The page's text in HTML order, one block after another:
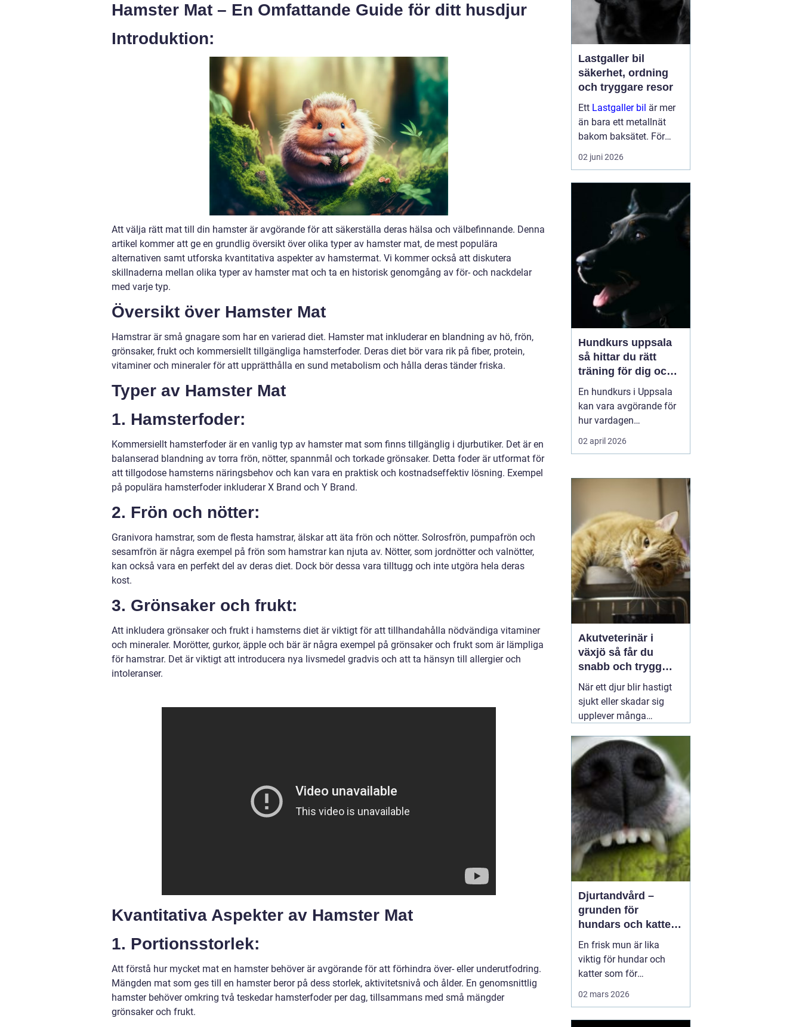
Hamster Mat – En Omfattande Guide för ditt husdjur
Introduktion:
Att välja rätt mat till din hamster är avgörande för att säkerställa deras hälsa och välbefinnande. Denna
artikel kommer att ge en grundlig översikt över olika typer av hamster mat, de mest populära
alternativen samt utforska kvantitativa aspekter av hamstermat. Vi kommer också att diskutera
skillnaderna mellan olika typer av hamster mat och ta en historisk genomgång av för- och nackdelar
med varje typ.
Översikt över Hamster Mat
Hamstrar är små gnagare som har en varierad diet. Hamster mat inkluderar en blandning av hö, frön,
grönsaker, frukt och kommersiellt tillgängliga hamsterfoder. Deras diet bör vara rik på fiber, protein,
vitaminer och mineraler för att upprätthålla en sund metabolism och hålla deras tänder friska.
Typer av Hamster Mat
1. Hamsterfoder:
Kommersiellt hamsterfoder är en vanlig typ av hamster mat som finns tillgänglig i djurbutiker. Det är en
balanserad blandning av torra frön, nötter, spannmål och torkade grönsaker. Detta foder är utformat för
att tillgodose hamsterns näringsbehov och kan vara en praktisk och kostnadseffektiv lösning. Exempel
på populära hamsterfoder inkluderar X Brand och Y Brand.
2. Frön och nötter:
Granivora hamstrar, som de flesta hamstrar, älskar att äta frön och nötter. Solrosfrön, pumpafrön och
sesamfrön är några exempel på frön som hamstrar kan njuta av. Nötter, som jordnötter och valnötter,
kan också vara en perfekt del av deras diet. Dock bör dessa vara tilltugg och inte utgöra hela deras
kost.
3. Grönsaker och frukt:
Att inkludera grönsaker och frukt i hamsterns diet är viktigt för att tillhandahålla nödvändiga vitaminer
och mineraler. Morötter, gurkor, äpple och bär är några exempel på grönsaker och frukt som är lämpliga
för hamstrar. Det är viktigt att introducera nya livsmedel gradvis och att ta hänsyn till allergier och
intoleranser.
Kvantitativa Aspekter av Hamster Mat
1. Portionsstorlek:
Att förstå hur mycket mat en hamster behöver är avgörande för att förhindra över- eller underutfodring.
Mängden mat som ges till en hamster beror på dess storlek, aktivitetsnivå och ålder. En genomsnittlig
hamster behöver omkring två teskedar hamsterfoder per dag, tillsammans med små mängder
grönsaker och frukt.
Lastgaller bil
säkerhet, ordning
och tryggare resor
Ett Lastgaller bil är mer
än bara ett metallnät
bakom baksätet. För
många bilägare handlar
det om tryggare
ordning i bilen och ett
lugnare fokus bakom
ratten. När bag...
02 juni 2026
Hundkurs uppsala
så hittar du rätt
träning för dig och
din hund
En hundkurs i Uppsala
kan vara avgörande för
hur vardagen
tillsammans med
hunden utvecklas. Rätt
tryggare promenader
och sträcker sig från
valpkurser och
vardagslydnad till agil...
02 april 2026
Akutveterinär i
växjö så får du
snabb och trygg
hjälp när djuret blir
sjukt
När ett djur blir hastigt
sjukt eller skadar sig
upplever många
av panik och
handlingsförlamning.
Hjärtat slår snabbare,
tusen frågor dyker upp
samtidigt och beslut
måste fattas direkt. I en
sådan situation kan 01
april 2026
Djurtandvård –
grunden för
hundars och katters
hälsa
En frisk mun är lika
viktig för hundar och
katter som för
02 mars 2026